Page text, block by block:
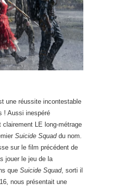
une réussite incontestable
! Aussi inespéré
clairement LE long-métrage
Suicide Squaddu nom.
sur le film précédent de
jouer le jeu de la
que Suicide Squad, sorti il
nous présentait une